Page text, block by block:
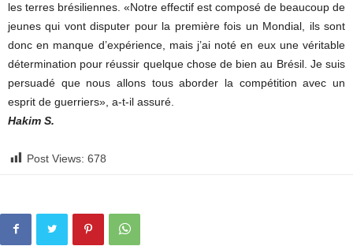
les terres brésiliennes. «Notre effectif est composé de beaucoup de
jeunes qui vont disputer pour la première fois un Mondial, ils sont
donc en manque d’expérience, mais j’ai noté en eux une véritable
détermination pour réussir quelque chose de bien au Brésil. Je suis
persuadé que nous allons tous aborder la compétition avec un
esprit de guerriers», a-t-il assuré.
Hakim S.
Post Views: 678